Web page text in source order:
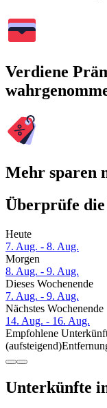
Verdiene
Mehr sparen
Überprüfe
Heute
7. Aug. - 8. Aug.
Morgen
8. Aug. - 9. Aug.
Dieses Wochenende
7. Aug. - 9. Aug.
Nächstes Wochenende
14. Aug. - 16. Aug.
Empfohlene
(aufsteigend)
Unterkünfte